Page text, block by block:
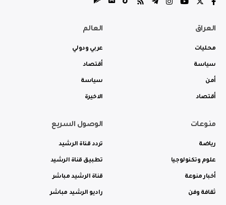
العراق
محليات
سياسة
أمن
أقتصاد
العالم
عربي ودولي
أقتصاد
سياسة
الاخيرة
منوعات
رياضة
علوم وتكنولوجيا
أخبار منوعة
ثقافة وفن
الوصول السريع
تردد قناة الرشيد
تطبيق قناة الرشيد
قناة الرشيد مباشر
راديو الرشيد مباشر